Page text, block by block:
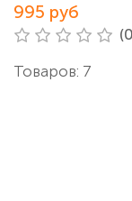
995 руб
Товаров: 7